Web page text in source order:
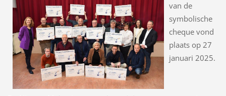
van de
symbolische
cheque vond
plaats op 27
januari 2025.